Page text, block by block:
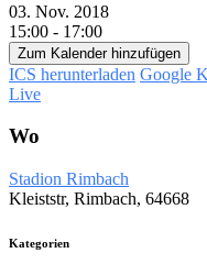
03. Nov. 2018
15:00 - 17:00
Zum Kalender hinzufügen
ICS herunterladen Google
Live
Wo
Stadion Rimbach
Kleiststr, Rimbach, 64668
Kategorien